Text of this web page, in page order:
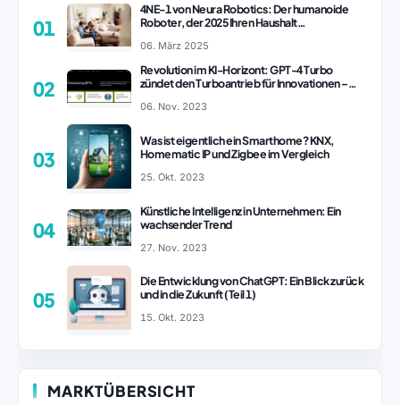
01
4NE-1 von Neura Robotics: Der humanoide
Roboter, der 2025 Ihren Haushalt
06. März 2025
02
Revolution im KI-Horizont: GPT-4 Turbo
zündet den Turboantrieb für Innovationen –
06. Nov. 2023
03
Was ist eigentlich ein Smarthome? KNX,
Homematic IP und Zigbee im Vergleich
25. Okt. 2023
04
Künstliche Intelligenz in Unternehmen: Ein
wachsender Trend
27. Nov. 2023
05
Die Entwicklung von ChatGPT: Ein Blick zurück
und in die Zukunft (Teil 1)
15. Okt. 2023
MARKTÜBERSICHT